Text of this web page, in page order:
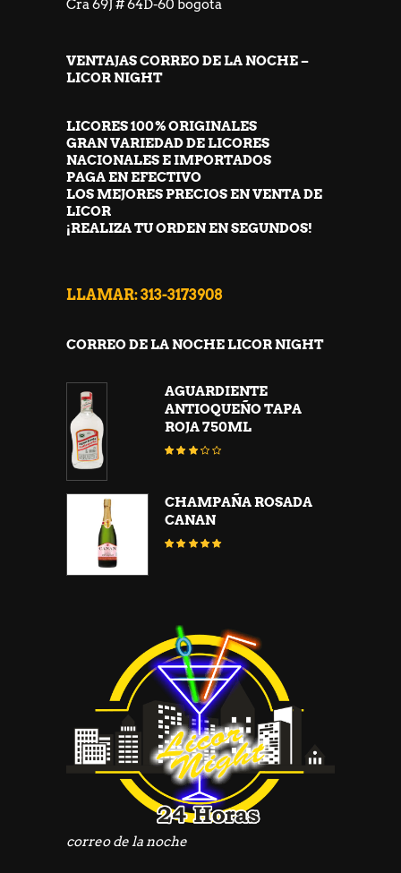
Cra 69J # 64D-60 bogota
VENTAJAS CORREO DE LA NOCHE –
LICOR NIGHT
LICORES 100% ORIGINALES
GRAN VARIEDAD DE LICORES
NACIONALES E IMPORTADOS
PAGA EN EFECTIVO
LOS MEJORES PRECIOS EN VENTA DE
LICOR
¡REALIZA TU ORDEN EN SEGUNDOS!
LLAMAR: 313-3173908
CORREO DE LA NOCHE LICOR NIGHT
AGUARDIENTE
ANTIOQUEÑO TAPA
ROJA 750ML
5
CHAMPAÑA ROSADA
CANAN
correo de la noche